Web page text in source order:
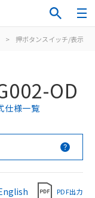
> 押ボタンスイッチ/表示灯
OD
仕様一覧
PDF出力